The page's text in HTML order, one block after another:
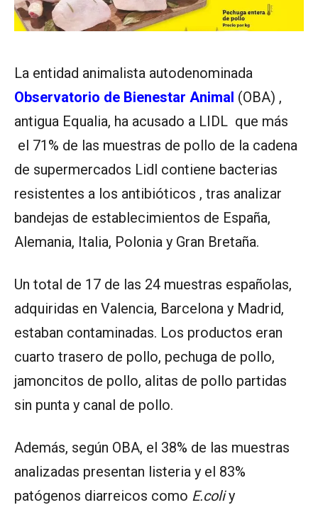
La entidad animalista autodenominada
Observatorio de Bienestar Animal (OBA) ,
antigua Equalia, ha acusado a LIDL que más
el 71% de las muestras de pollo de la cadena
de supermercados Lidl contiene bacterias
resistentes a los antibióticos , tras analizar
bandejas de establecimientos de España,
Alemania, Italia, Polonia y Gran Bretaña.
Un total de 17 de las 24 muestras españolas,
adquiridas en Valencia, Barcelona y Madrid,
estaban contaminadas. Los productos eran
cuarto trasero de pollo, pechuga de pollo,
jamoncitos de pollo, alitas de pollo partidas
sin punta y canal de pollo.
Además, según OBA, el 38% de las muestras
analizadas presentan listeria y el 83%
patógenos diarreicos como E.coliy